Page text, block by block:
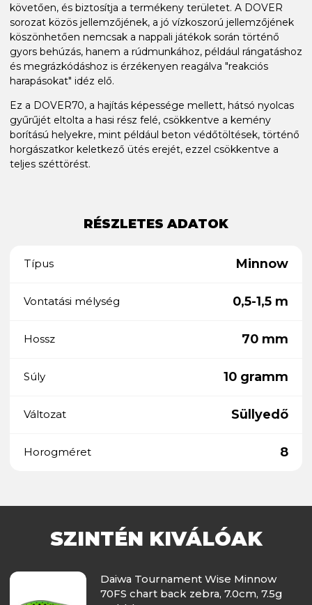
követően, és biztosítja a termékeny területet. A DOVER
sorozat közös jellemzőjének, a jó vízkoszorú jellemzőjének
köszönhetően nemcsak a nappali játékok során történő
gyors behúzás, hanem a rúdmunkához, például rángatáshoz
és megrázkódáshoz is érzékenyen reagálva "reakciós
harapásokat" idéz elő.
Ez a DOVER70, a hajítás képessége mellett, hátsó nyolcas
gyűrűjét eltolta a hasi rész felé, csökkentve a kemény
borítású helyekre, mint például beton védőtöltések, történő
horgászatkor keletkező ütés erejét, ezzel csökkentve a
teljes széttörést.
RÉSZLETES ADATOK
Típus Minnow
Vontatási mélység 0,5-1,5 m
Hossz 70 mm
Súly 10 gramm
Változat Süllyedő
Horogméret 8
SZINTÉN KIVÁLÓAK
Daiwa Tournament Wise Minnow
70FS chart back zebra, 7.0cm, 7.5g